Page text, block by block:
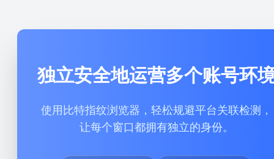
独立安全地运营多个账号环
使用比特指纹浏览器，轻松规避平台关联检测，
让每个窗口都拥有独立的身份。